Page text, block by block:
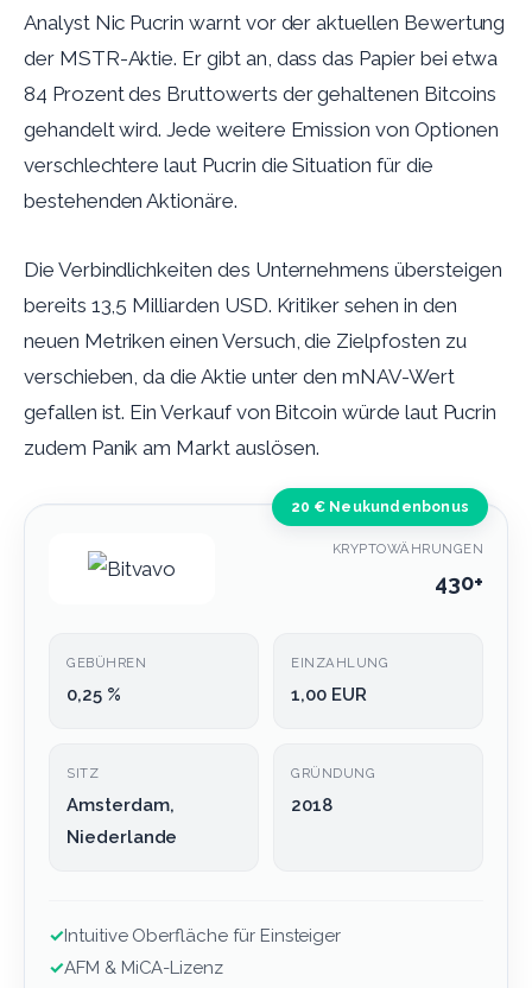
Analyst Nic Pucrin warnt vor der aktuellen Bewertung
der MSTR-Aktie. Er gibt an, dass das Papier bei etwa
84 Prozent des Bruttowerts der gehaltenen Bitcoins
gehandelt wird. Jede weitere Emission von Optionen
verschlechtere laut Pucrin die Situation für die
bestehenden Aktionäre.
Die Verbindlichkeiten des Unternehmens übersteigen
bereits 13,5 Milliarden USD. Kritiker sehen in den
neuen Metriken einen Versuch, die Zielpfosten zu
verschieben, da die Aktie unter den mNAV-Wert
gefallen ist. Ein Verkauf von Bitcoin würde laut Pucrin
zudem Panik am Markt auslösen.
20 € Neukundenbonus
KRYPTOWÄHRUNGEN
430+
GEBÜHREN
0,25 %
EINZAHLUNG
1,00 EUR
SITZ
Amsterdam,
Niederlande
GRÜNDUNG
2018
✓Intuitive Oberfläche für Einsteiger
✓AFM & MiCA-Lizenz